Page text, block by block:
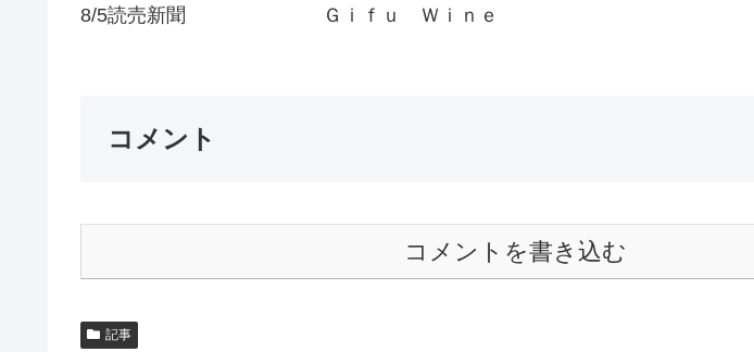
8/5読売新聞 Ｇｉｆｕ Ｗｉｎｅ
コメント
コメントを書き込む
記事